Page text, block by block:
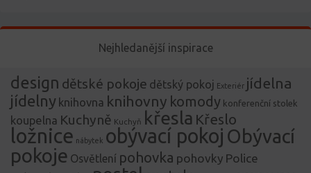
Nejhledanější inspirace
design dětské pokoje dětský pokoj Exteriér jídelna
jídelny knihovna knihovny komody konferenční stolek
koupelna Kuchyně Kuchyň křesla Křeslo
ložnice nábytek obývací pokoj Obývací
pokoje Osvětlení pohovka pohovky Police